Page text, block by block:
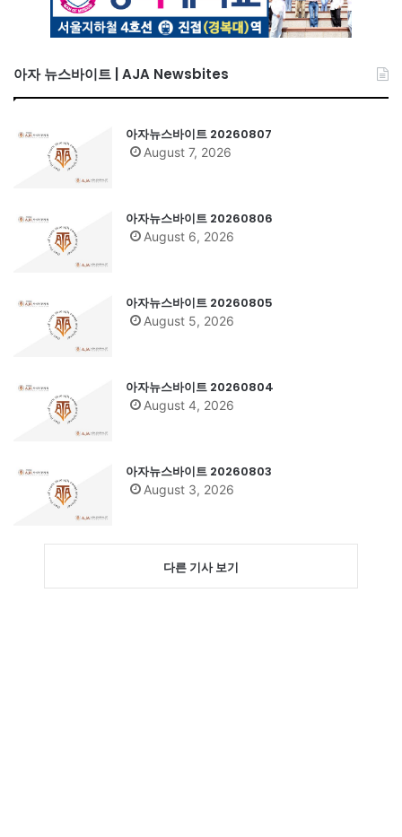
아자 뉴스바이트 | AJA Newsbites
아자뉴스바이트 20260807
August 7, 2026
아자뉴스바이트 20260806
August 6, 2026
아자뉴스바이트 20260805
August 5, 2026
아자뉴스바이트 20260804
August 4, 2026
아자뉴스바이트 20260803
August 3, 2026
다른 기사 보기